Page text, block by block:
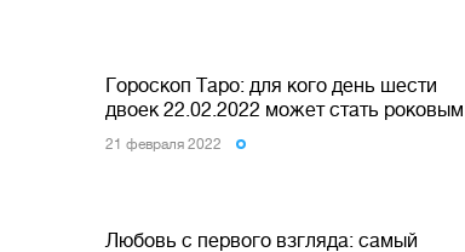
Гороскоп Таро: для кого день шести
двоек 22.02.2022 может стать роковым
21 февраля 2022
Любовь с первого взгляда: самый